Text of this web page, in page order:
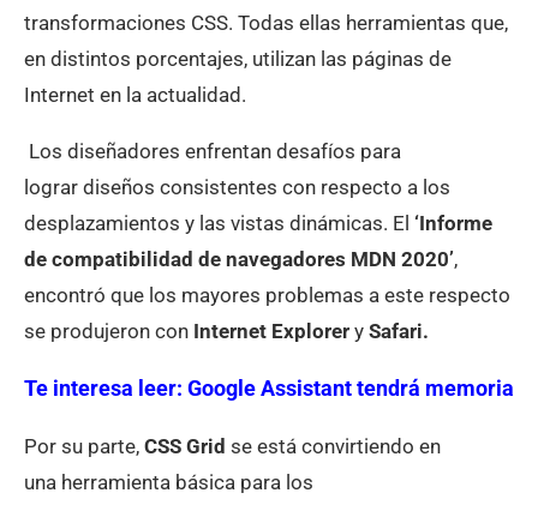
transformaciones CSS. Todas ellas herramientas que,
en distintos porcentajes, utilizan las páginas de
Internet en la actualidad.
Los diseñadores enfrentan desafíos para
lograr diseños consistentes con respecto a los
desplazamientos y las vistas dinámicas. El ‘Informe
de compatibilidad de navegadores MDN 2020’,
encontró que los mayores problemas a este respecto
se produjeron con Internet Explorer y Safari.
Te interesa leer: Google Assistant tendrá memoria
Por su parte, CSS Grid se está convirtiendo en
una herramienta básica para los